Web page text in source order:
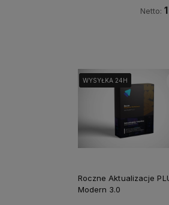
Netto:
WYSYŁKA 24H
WYSYŁKA 24H
WYSYŁKA 24H
Roczne Aktualizacje
Modern 3.0